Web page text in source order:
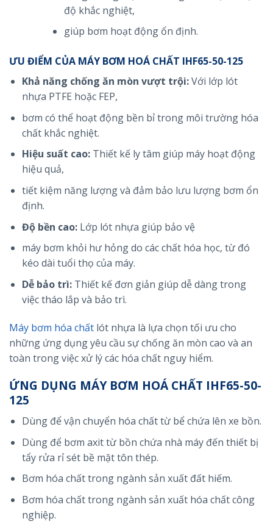
độ khắc nghiệt,
giúp bơm hoạt động ổn định.
ƯU ĐIỂM CỦA MÁY BƠM HOÁ CHẤT IHF65-50-125
Khả năng chống ăn mòn vượt trội:Với lớp lót
nhựa PTFE hoặc FEP,
bơm có thể hoạt động bền bỉ trong môi trường hóa
chất khắc nghiệt.
Hiệu suất cao:Thiết kế ly tâm giúp máy hoạt động
hiệu quả,
tiết kiệm năng lượng và đảm bảo lưu lượng bơm ổn
định.
Độ bền cao:Lớp lót nhựa giúp bảo vệ
máy bơm khỏi hư hỏng do các chất hóa học, từ đó
kéo dài tuổi thọ của máy.
Dễ bảo trì:Thiết kế đơn giản giúp dễ dàng trong
việc tháo lắp và bảo trì.
Máy bơm hóa chất lót nhựa là lựa chọn tối ưu cho
những ứng dụng yêu cầu sự chống ăn mòn cao và an
toàn trong việc xử lý các hóa chất nguy hiểm.
ỨNG DỤNG MÁY BƠM HOÁ CHẤT IHF65-50-
125
Dùng để vận chuyển hóa chất từ bể chứa lên xe bồn.
Dùng để bơm axit từ bồn chứa nhà máy đến thiết bị
tẩy rửa rỉ sét bề mặt tôn thép.
Bơm hóa chất trong ngành sản xuất đất hiếm.
Bơm hóa chất trong ngành sản xuất hóa chất công
nghiệp.